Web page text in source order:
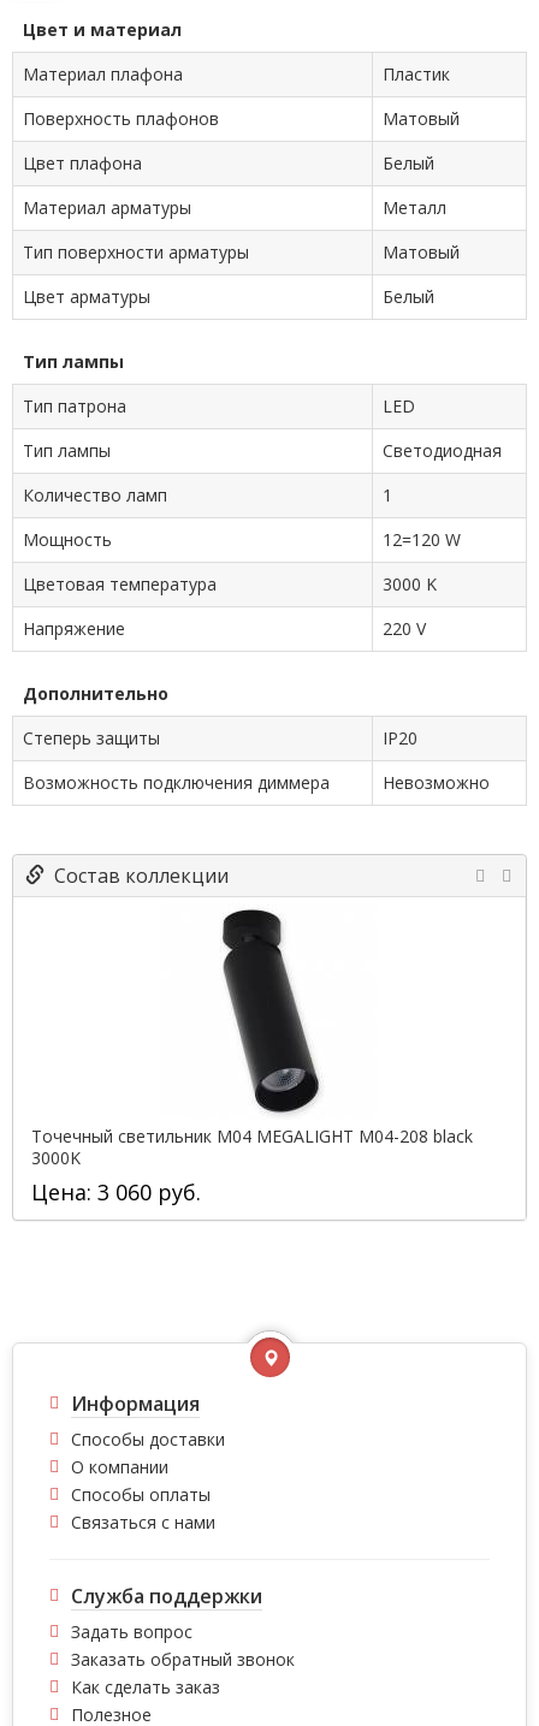
Цвет и материал
Материал плафона
Пластик
Поверхность плафонов
Матовый
Цвет плафона
Белый
Материал арматуры
Металл
Тип поверхности арматуры
Матовый
Цвет арматуры
Белый
Тип лампы
Тип патрона
LED
Тип лампы
Cветодиодная
Количество ламп
1
Мощность
12=120 W
Цветовая температура
3000 K
Напряжение
220 V
Дополнительно
Степерь защиты
IP20
Возможность подключения диммера
Невозможно
Состав коллекции
Точечный светильник M04 MEGALIGHT M04-208 black
3000K
Цена: 3 060 руб.
Информация
Способы доставки
О компании
Способы оплаты
Связаться с нами
Служба поддержки
Задать вопрос
Заказать обратный звонок
Как сделать заказ
Полезное